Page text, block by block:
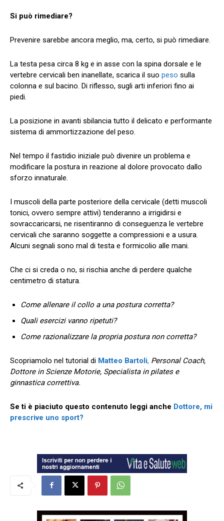
Si può rimediare?
Prevenire sarebbe ancora meglio, ma, certo, si può rimediare.
La testa pesa circa 8 kg e in asse con la spina dorsale e le
vertebre cervicali ben inanellate, scarica il suo peso sulla
colonna e sul bacino. Di riflesso, sugli arti inferiori fino ai
piedi.
La posizione in avanti sbilancia tutto il delicato e performante
sistema di ammortizzazione del peso.
Nel tempo il fastidio iniziale può divenire un problema e
modificare la postura in reazione al dolore provocato dallo
sforzo innaturale.
I muscoli della parte posteriore della cervicale (detti muscoli
tonici, ovvero sempre attivi) tenderanno a irrigidirsi e
sovraccaricarsi, ne risentiranno di conseguenza le vertebre
cervicali che saranno soggette a compressioni e a usura.
Alcuni segnali sono mal di testa e formicolio alle mani.
Che ci si creda o no, si rischia anche di perdere qualche
centimetro di statura.
Come allenare il collo a una postura corretta?
Quali esercizi vanno ripetuti?
Come razionalizzare la propria postura non corretta?
Scopriamolo nel tutorial di Matteo Bartoli, Personal Coach,
Dottore in Scienze Motorie, Specialista in pilates e
ginnastica correttiva.
Se ti è piaciuto questo contenuto leggi anche Dottore, mi
prescrive uno sport?